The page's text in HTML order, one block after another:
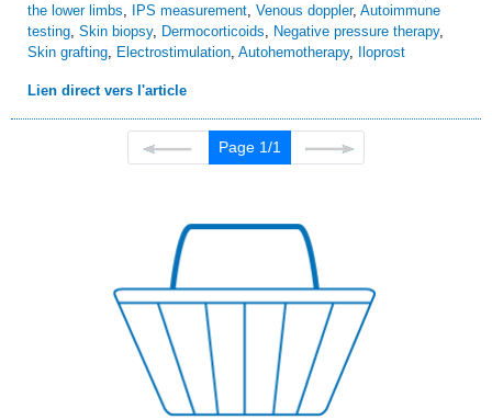
the lower limbs
IPS measurement Venous doppler, Autoimmune
testing Skin biopsy, Dermocorticoids Negative pressure therapy,
Skin grafting
Electrostimulation Autohemotherapy, Iloprost
Lien direct vers l'article
Page 1/1